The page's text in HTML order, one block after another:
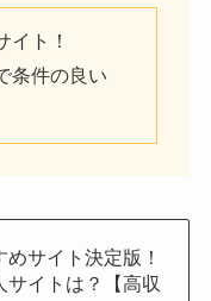
イト！
条件の良い
サイト決定版！
サイトは？【高収